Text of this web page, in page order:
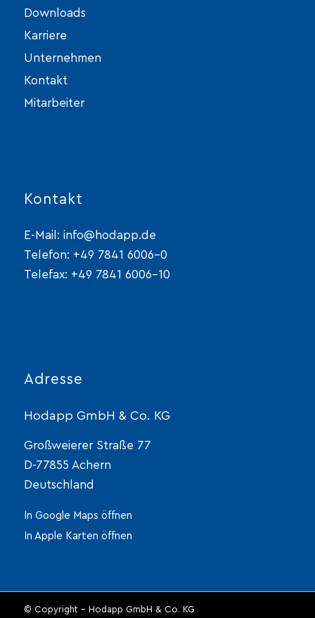
Downloads
Karriere
Unternehmen
Kontakt
Mitarbeiter
Kontakt
E-Mail: info@hodapp.de
Telefon: +49 7841 6006-0
Telefax: +49 7841 6006-10
Adresse
Hodapp GmbH & Co. KG
Großweierer Straße 77
D-77855 Achern
Deutschland
In Google Maps öffnen
In Apple Karten öffnen
© Copyright - Hodapp GmbH & Co. KG